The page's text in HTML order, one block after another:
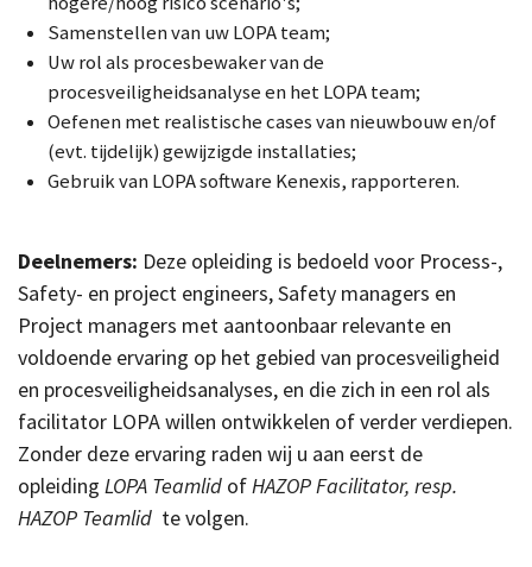
Samenstellen van uw LOPA team;
Uw rol als procesbewaker van de
procesveiligheidsanalyse en het LOPA team;
Oefenen met realistische cases van nieuwbouw en/of
(evt. tijdelijk) gewijzigde installaties;
Gebruik van LOPA software Kenexis, rapporteren.
Deelnemers: Deze opleiding is bedoeld voor Process-,
Safety- en project engineers, Safety managers en
Project managers met aantoonbaar relevante en
voldoende ervaring op het gebied van procesveiligheid
en procesveiligheidsanalyses, en die zich in een rol als
facilitator LOPA willen ontwikkelen of verder verdiepen.
Zonder deze ervaring raden wij u aan eerst de
opleiding LOPA Teamlid ofHAZOP Facilitator, resp.
HAZOP Teamlid te volgen.